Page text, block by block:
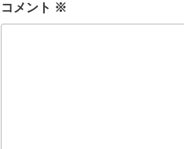
コメント ※